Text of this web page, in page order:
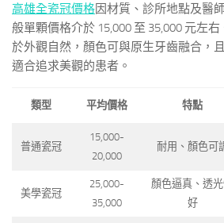
高雄全瓷冠價格因材質、診所地點及醫
般單顆價格介於 15,000 至 35,000 元左
於外觀自然，顏色可與原生牙齒融合，
適合追求美觀的患者。
類型 平均價格 特點
普通瓷冠
15,000-
20,000
耐用、顏色可
美學瓷冠
25,000-
35,000
顏色逼真、透
好